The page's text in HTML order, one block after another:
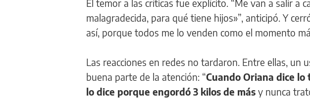
El temor a las críticas fue explícito. “Me van a salir a
malagradecida, para qué tiene hijos»”, anticipó. Y
así, porque todos me lo venden como el momento
Las reacciones en redes no tardaron. Entre ellas, un
buena parte de la atención: “Cuando Oriana dice
lo dice porque engordó 3 kilos de más y nunca